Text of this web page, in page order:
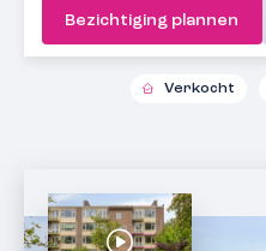
Bezichtiging plannen
Verkocht